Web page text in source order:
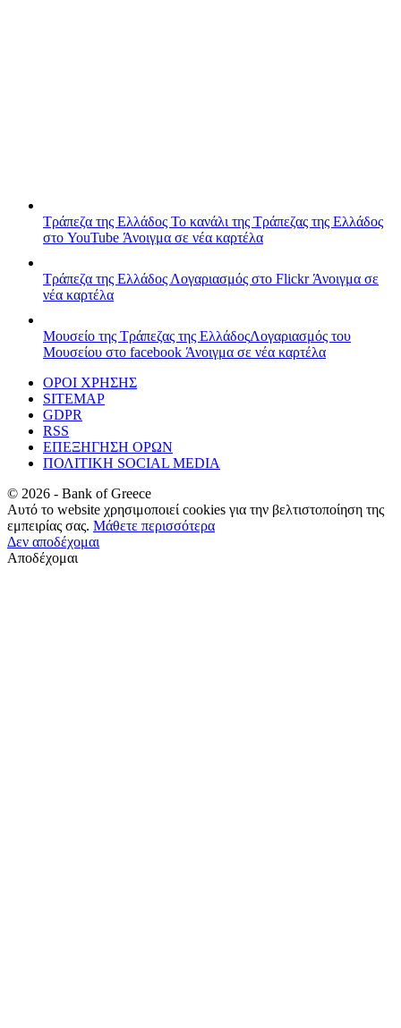
Τράπεζα της Ελλάδος Το κανάλι της Τράπεζας της Ελλάδος
στο YouTube Άνοιγμα σε νέα καρτέλα
Τράπεζα της ΕλλάδοςΛογαριασμός στο FlickrΆνοιγμα σε
νέα καρτέλα
Μουσείο της Τράπεζας της ΕλλάδοςΛογαριασμός του
Μουσείου στο facebook Άνοιγμα σε νέα καρτέλα
ΟΡΟΙ ΧΡΗΣΗΣ
SITEMAP
GDPR
RSS
ΕΠΕΞΗΓΗΣΗ ΟΡΩΝ
ΠΟΛΙΤΙΚΗ SOCIAL MEDIA
© 2026 - Bank of Greece
Αυτό το website χρησιμοποιεί cookies για την βελτιστοποίηση της
εμπειρίας σας. Μάθετε περισσότερα
Δεν αποδέχομαι
Αποδέχομαι